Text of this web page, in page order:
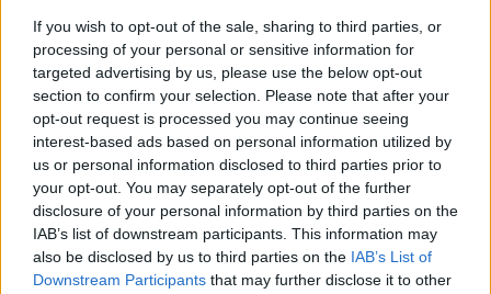
If you wish to opt-out of the sale, sharing to third parties, or
processing of your personal or sensitive information for
targeted advertising by us, please use the below opt-out
section to confirm your selection. Please note that after your
opt-out request is processed you may continue seeing
interest-based ads based on personal information utilized by
us or personal information disclosed to third parties prior to
your opt-out. You may separately opt-out of the further
disclosure of your personal information by third parties on the
IAB’s list of downstream participants. This information may
also be disclosed by us to third parties on the IAB’s List of
Downstream Participants that may further disclose it to other